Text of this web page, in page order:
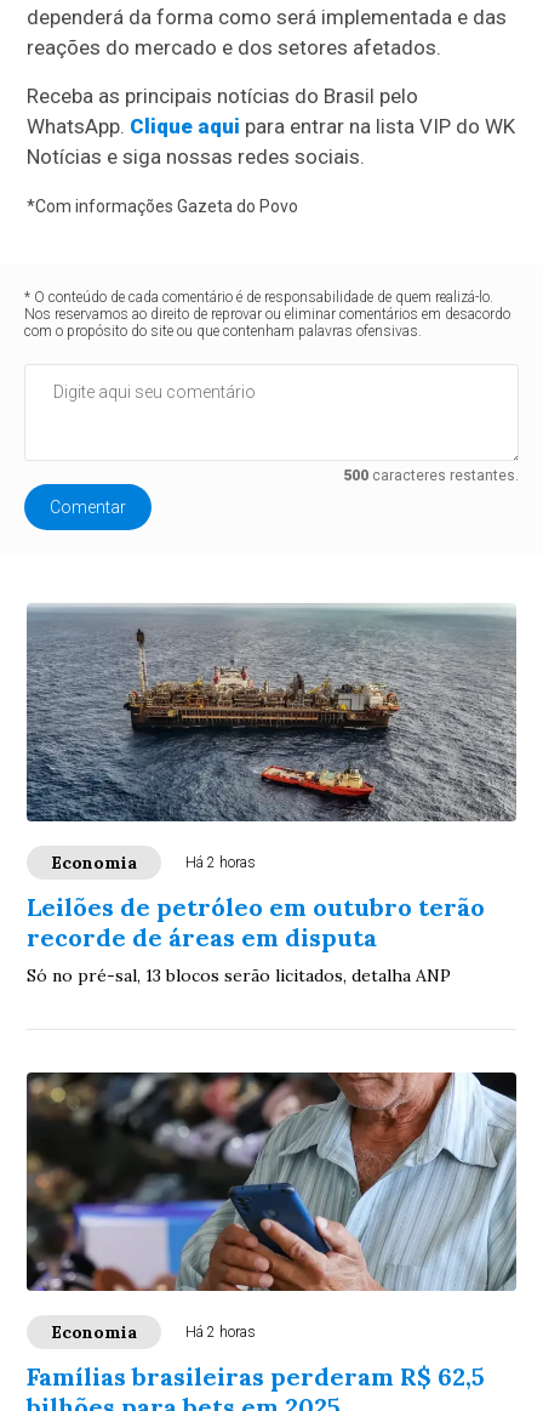
dependerá da forma como será implementada e das
reações do mercado e dos setores afetados.
Receba as principais notícias do Brasil pelo
WhatsApp. Clique aqui para entrar na lista VIP do WK
Notícias e siga nossas redes sociais.
*Com informações Gazeta do Povo
* O conteúdo de cada comentário é de responsabilidade de quem realizá-lo.
Nos reservamos ao direito de reprovar ou eliminar comentários em desacordo
com o propósito do site ou que contenham palavras ofensivas.
500caracteres restantes.
Comentar
Economia Há 2 horas
Leilões de petróleo em outubro terão
recorde de áreas em disputa
Só no pré-sal, 13 blocos serão licitados, detalha ANP
Economia Há 2 horas
Famílias brasileiras perderam R$ 62,5